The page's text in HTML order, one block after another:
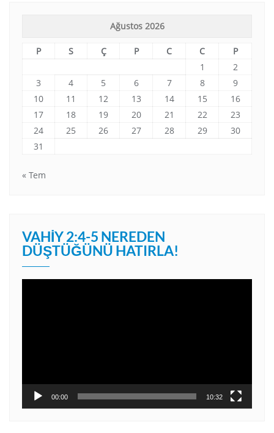
Ağustos 2026
P S Ç P C C
P
1
2
3
4 5 6 7 8
9
10
11 12 13 14 15
16
17
18 19 20 21 22
23
24
25 26 27 28 29
30
31
« Tem
VAHIY 2:4-5 NEREDEN
DÜŞTÜĞÜNÜ HATIRLA!
00:00 10:32